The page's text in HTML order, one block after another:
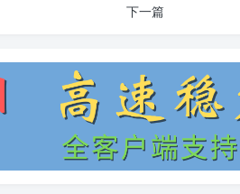
下一篇